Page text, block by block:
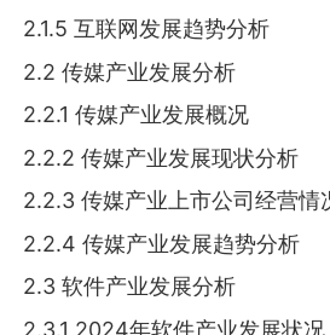
2.1.5 互联网发展趋势分析
2.2 传媒产业发展分析
2.2.1 传媒产业发展概况
2.2.2 传媒产业发展现状分析
2.2.3 传媒产业上市公司经营情
2.2.4 传媒产业发展趋势分析
2.3 软件产业发展分析
2.3.1 2024年软件产业发展状况